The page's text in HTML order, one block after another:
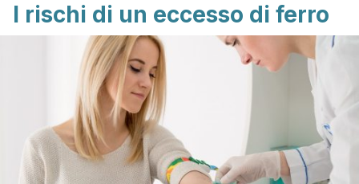
I rischi di un eccesso di ferro